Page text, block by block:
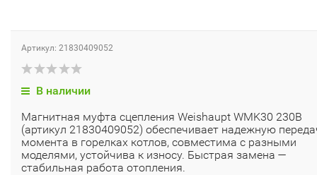
Артикул: 21830409052
В наличии
Магнитная муфта сцепления Weishaupt WMK30 230В
(артикул 21830409052) обеспечивает надежную
момента в горелках котлов, совместима с разными
моделями, устойчива к износу. Быстрая замена —
стабильная работа отопления.